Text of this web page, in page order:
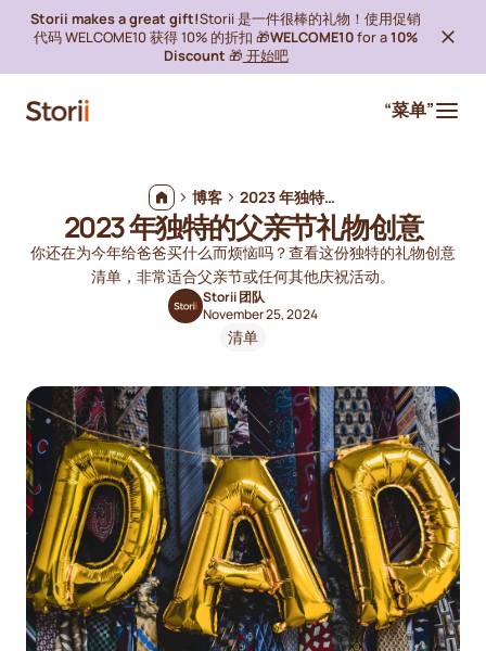
Storii makes a great gift!Storii 是一件很棒的礼物！使用促销
代码 WELCOME10 获得 10% 的折扣 🎁WELCOME10for a10%
Discount 🎁 开始吧
“菜单”
博客 2023 年独特的父亲节礼物创意
2023 年独特的父亲节礼物创意
你还在为今年给爸爸买什么而烦恼吗？查看这份独特的礼物创意
清单，非常适合父亲节或任何其他庆祝活动。
Storii 团队
November 25, 2024
清单